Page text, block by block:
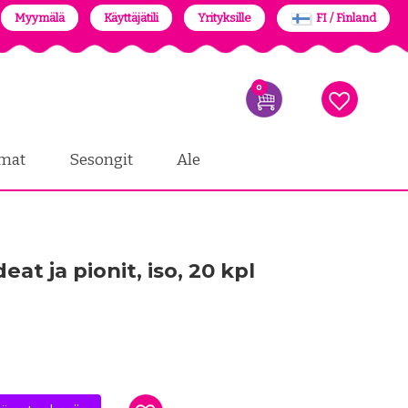
Myymälä Käyttäjätili Yrityksille FI / Finland
0
Sesongit Ale
ja pionit, iso, 20 kpl